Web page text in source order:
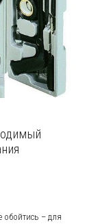
обойтись – для